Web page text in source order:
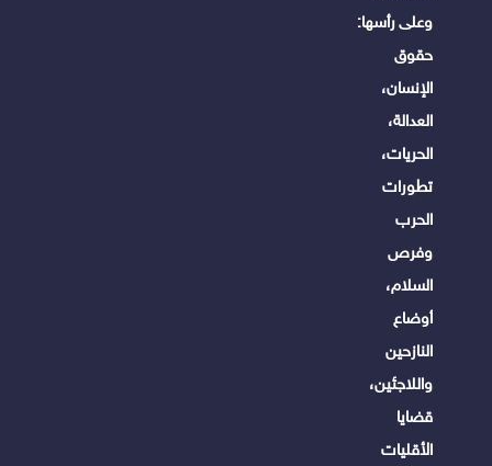
وعلى رأسها:
حقوق
الإنسان،
العدالة،
الحريات،
تطورات
الحرب
وفرص
السلام،
أوضاع
النازحين
واللاجئين،
قضايا
الأقليات